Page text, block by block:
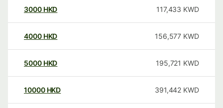
3000 HKD 117,433 KWD
4000 HKD 156,577 KWD
5000 HKD 195,721 KWD
10000 HKD 391,442 KWD